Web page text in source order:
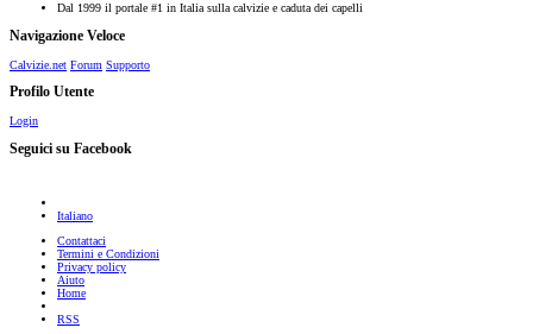
Dal 1999 il portale #1 in Italia sulla calvizie e caduta dei capelli
Navigazione Veloce
Calvizie.net Forum Supporto
Profilo Utente
Login
Seguici su Facebook
Italiano
Contattaci
Termini e Condizioni
Privacy policy
Aiuto
Home
RSS